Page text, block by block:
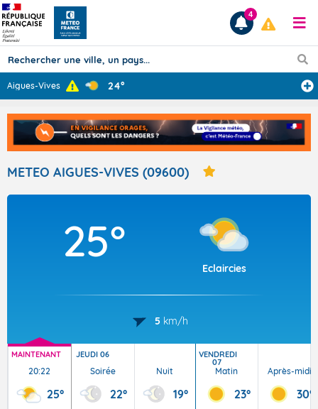
Prévisions
TOUS LES RÉSULTATS
Articles
4
Aigues-Vives 24°
METEO AIGUES-VIVES (09600)
25°
Eclaircies
5 km/h
MAINTENANT
20:22
25°
JEUDI 06
Soirée
22°
Nuit
19°
VENDREDI
07
Matin
23°
Après-midi
30°